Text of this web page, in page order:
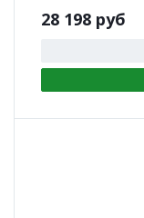
28 198 руб